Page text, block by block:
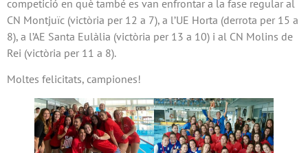
competició en què també es van enfrontar a la fase regular al
CN Montjuïc (victòria per 12 a 7), a l’UE Horta (derrota per 15 a
8), a l’AE Santa Eulàlia (victòria per 13 a 10) i al CN Molins de
Rei (victòria per 11 a 8).
Moltes felicitats, campiones!